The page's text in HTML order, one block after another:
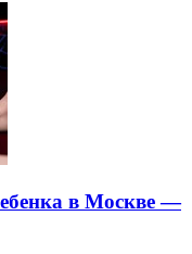
в Москве —